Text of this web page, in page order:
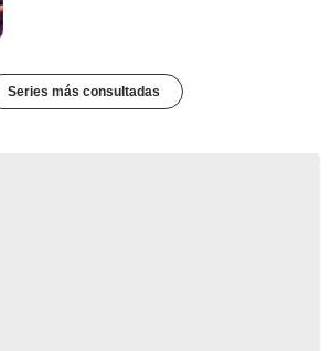
Series más consultadas